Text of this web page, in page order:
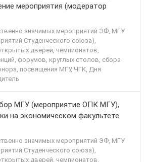
мероприятия (модератор
значимых мероприятий ЭФ, МГУ
Студенческого союза),
дверей, чемпионатов,
форумов, круглых столов, сбора
посвящения МГУ, ЧГК, Дня
МГУ (мероприятие ОПК МГУ),
на экономическом факультете
значимых мероприятий ЭФ, МГУ
Студенческого союза),
дверей, чемпионатов,